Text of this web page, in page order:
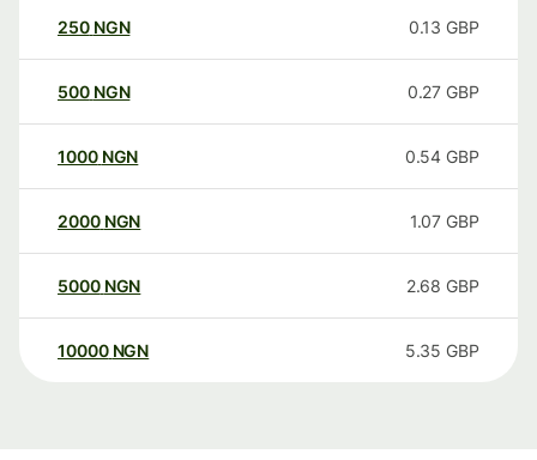
250 NGN 0.13 GBP
500 NGN 0.27 GBP
1000 NGN 0.54 GBP
2000 NGN 1.07 GBP
5000 NGN 2.68 GBP
10000 NGN 5.35 GBP